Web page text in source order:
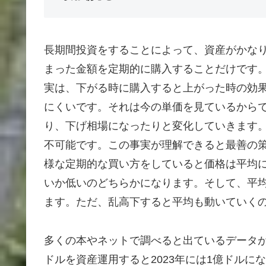
長期間投資をすることによって、資産がかな
まった金額を定期的に購入することだけです
実は、下がる時に購入すると上がった時の効
にくいです。それは今の単価を見ているから
り、下げ相場になったりと変化していきま
不可能です。この事実が理解できると最善の
様な定期的な買い方をしていると価格は平均
いか低いのどちらかになります。そして、平
ます。ただ、乱高下すると平均も動いていく
多くの本やネットで調べると出ているデータ
ドルを資産運用すると2023年には1億ドルに